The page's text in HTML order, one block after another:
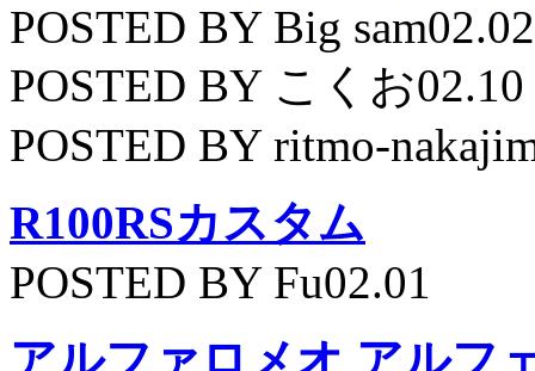
POSTED BY Big sam02.02
POSTED BY こくお02.10
POSTED BY ritmo-
R100RSカスタム
POSTED BY Fu02.01
アルファロメオ アルフ